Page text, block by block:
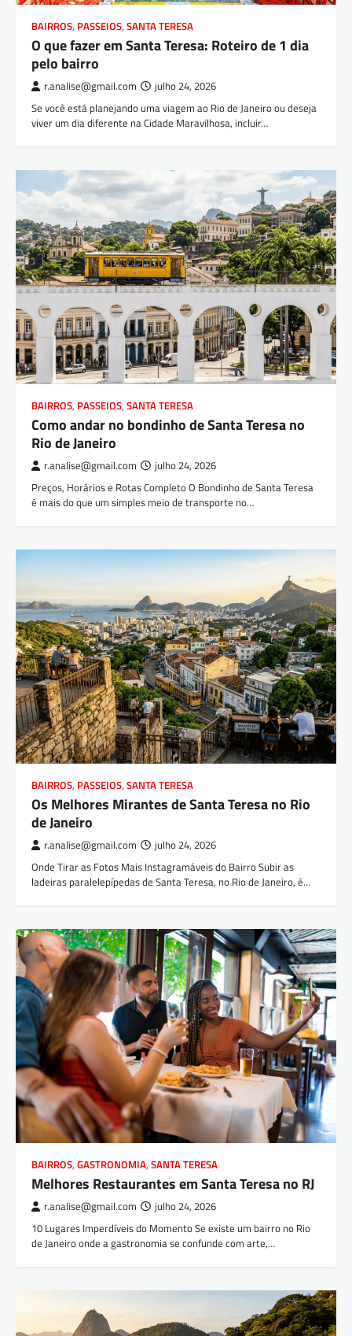
BAIRROS, PASSEIOS, SANTA TERESA
O que fazer em Santa Teresa: Roteiro de 1 dia
pelo bairro
r.analise@gmail.com julho 24, 2026
Se você está planejando uma viagem ao Rio de Janeiro ou deseja
viver um dia diferente na Cidade Maravilhosa, incluir…
BAIRROS, PASSEIOS, SANTA TERESA
Como andar no bondinho de Santa Teresa no
Rio de Janeiro
r.analise@gmail.com julho 24, 2026
Preços, Horários e Rotas Completo O Bondinho de Santa Teresa
é mais do que um simples meio de transporte no…
BAIRROS, PASSEIOS, SANTA TERESA
Os Melhores Mirantes de Santa Teresa no Rio
de Janeiro
r.analise@gmail.com julho 24, 2026
Onde Tirar as Fotos Mais Instagramáveis do Bairro Subir as
ladeiras paralelepípedas de Santa Teresa, no Rio de Janeiro, é…
BAIRROS, GASTRONOMIA, SANTA TERESA
Melhores Restaurantes em Santa Teresa no RJ
r.analise@gmail.com julho 24, 2026
10 Lugares Imperdíveis do Momento Se existe um bairro no Rio
de Janeiro onde a gastronomia se confunde com arte,…